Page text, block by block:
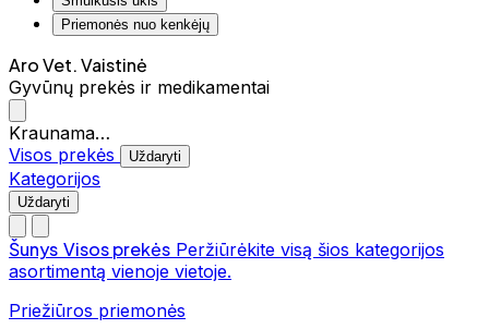
Priemonės nuo kenkėjų
Aro Vet. Vaistinė
Gyvūnų prekės ir medikamentai
Kraunama…
Visos prekės
Uždaryti
Kategorijos
Uždaryti
Šunys Visos prekės Peržiūrėkite visą šios kategorijos
asortimentą vienoje vietoje.
Priežiūros priemonės